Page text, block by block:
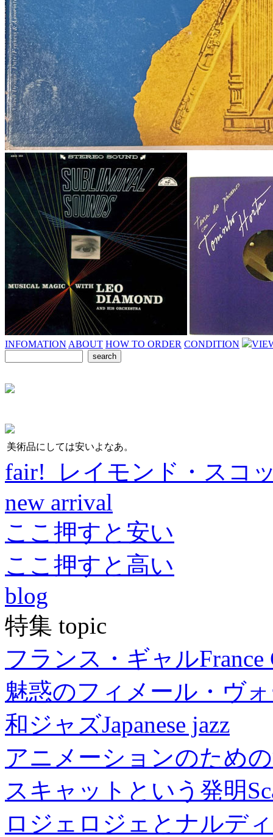
INFOMATION ABOUT HOW TO ORDER CONDITION
美術品にしては安いよなあ。
fair! レイモンド・スコ
new arrival
ここ押すと安い
ここ押すと高い
blog
特集 topic
フランス・ギャルFrance
魅惑のフィメール・ヴ
和ジャズJapanese jazz
アニメーションのため
スキャットという発明
ロジェロジェとナルデ